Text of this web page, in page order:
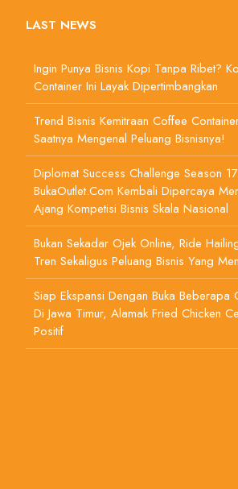
LAST NEWS
Ingin Punya Bisnis Kopi Tanpa Ribet?
Container Ini Layak Dipertimbangkan
Trend Bisnis Kemitraan Coffee
Saatnya Mengenal Peluang Bisnisnya!
Diplomat Success Challenge Season
BukaOutlet.com Kembali Dipercaya
Ajang Kompetisi Bisnis Skala Nasional
Bukan Sekadar Ojek Online, Ride
Tren Sekaligus Peluang Bisnis Yang
Siap Ekspansi Dengan Buka Beberapa
Di Jawa Timur, Alamak Fried Chicken
Positif